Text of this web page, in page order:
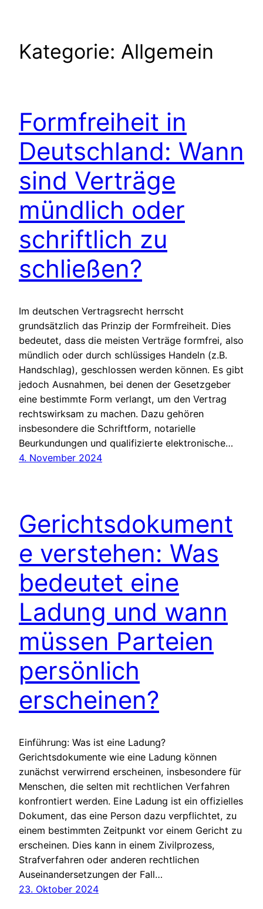
Kategorie: Allgemein
Formfreiheit in
Deutschland: Wann
sind Verträge
mündlich oder
schriftlich zu
schließen?
Im deutschen Vertragsrecht herrscht
grundsätzlich das Prinzip der Formfreiheit. Dies
bedeutet, dass die meisten Verträge formfrei, also
mündlich oder durch schlüssiges Handeln (z.B.
Handschlag), geschlossen werden können. Es gibt
jedoch Ausnahmen, bei denen der Gesetzgeber
eine bestimmte Form verlangt, um den Vertrag
rechtswirksam zu machen. Dazu gehören
insbesondere die Schriftform, notarielle
Beurkundungen und qualifizierte elektronische…
4. November 2024
Gerichtsdokument
e verstehen: Was
bedeutet eine
Ladung und wann
müssen Parteien
persönlich
erscheinen?
Einführung: Was ist eine Ladung?
Gerichtsdokumente wie eine Ladung können
zunächst verwirrend erscheinen, insbesondere für
Menschen, die selten mit rechtlichen Verfahren
konfrontiert werden. Eine Ladung ist ein offizielles
Dokument, das eine Person dazu verpflichtet, zu
einem bestimmten Zeitpunkt vor einem Gericht zu
erscheinen. Dies kann in einem Zivilprozess,
Strafverfahren oder anderen rechtlichen
Auseinandersetzungen der Fall…
23. Oktober 2024